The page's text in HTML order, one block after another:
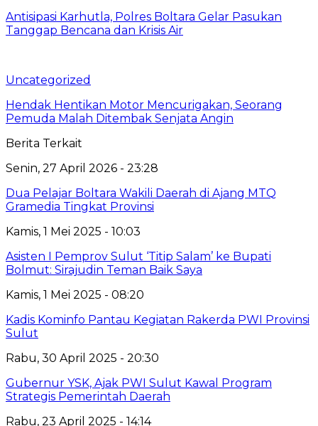
Antisipasi Karhutla, Polres Boltara Gelar Pasukan
Tanggap Bencana dan Krisis Air
Uncategorized
Hendak Hentikan Motor Mencurigakan, Seorang
Pemuda Malah Ditembak Senjata Angin
Berita Terkait
Senin, 27 April 2026 - 23:28
Dua Pelajar Boltara Wakili Daerah di Ajang MTQ
Gramedia Tingkat Provinsi
Kamis, 1 Mei 2025 - 10:03
Asisten I Pemprov Sulut ‘Titip Salam’ ke Bupati
Bolmut: Sirajudin Teman Baik Saya
Kamis, 1 Mei 2025 - 08:20
Kadis Kominfo Pantau Kegiatan Rakerda PWI Provinsi
Sulut
Rabu, 30 April 2025 - 20:30
Gubernur YSK, Ajak PWI Sulut Kawal Program
Strategis Pemerintah Daerah
Rabu, 23 April 2025 - 14:14